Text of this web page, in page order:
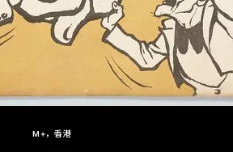
M+，香港